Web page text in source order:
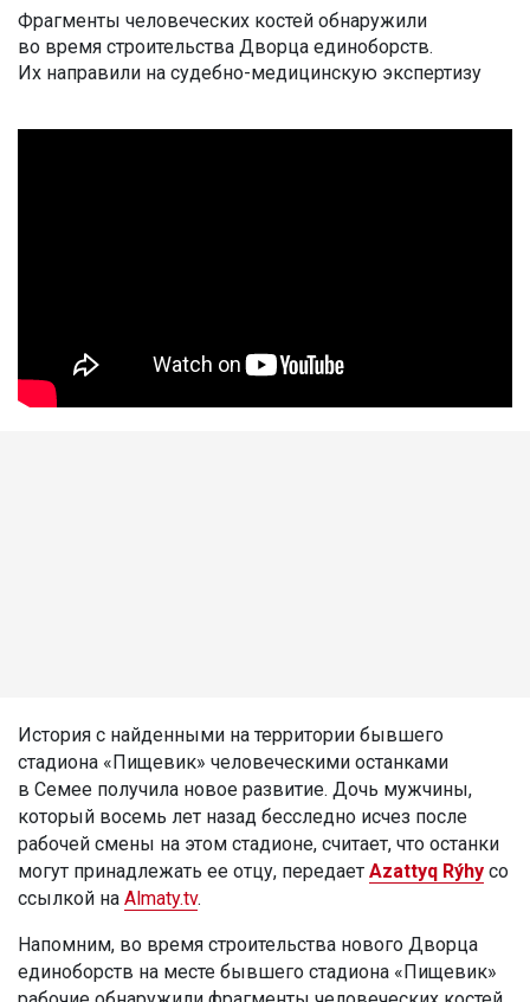
Фрагменты человеческих костей обнаружили
во время строительства Дворца единоборств.
Их направили на судебно-медицинскую экспертизу
История с найденными на территории бывшего
стадиона «Пищевик» человеческими останками
в Семее получила новое развитие. Дочь мужчины,
который восемь лет назад бесследно исчез после
рабочей смены на этом стадионе, считает, что останки
могут принадлежать ее отцу, передает Azattyq Rýhy со
ссылкой на Almaty.tv.
Напомним, во время строительства нового Дворца
единоборств на месте бывшего стадиона «Пищевик»